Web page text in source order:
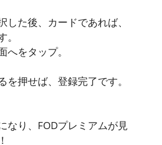
した後、カードであれば、
へをタップ。
を押せば、登録完了です。
なり、FODプレミアムが見